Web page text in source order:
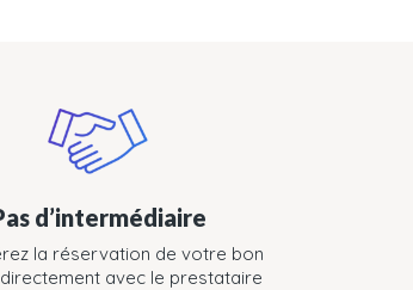
d’intermédiaire
la réservation de votre bon
avec le prestataire